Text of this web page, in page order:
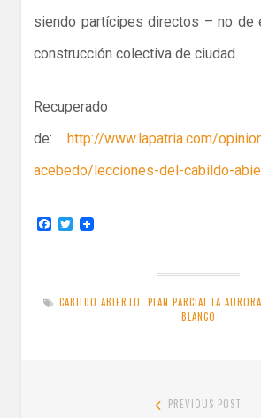
siendo partícipes directos – no de
construcción colectiva de ciudad.
Recuperado
de:
http://www.lapatria.com/
acebedo/lecciones-del-cabildo-
F
o
T
e
r
CABILDO ABIERTO, PLAN PARCIAL LA AURORA
BLANCO
PREVIOUS POST